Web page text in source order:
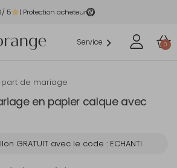
/ 5 | Protection acheteur
Service 0
part de mariage
en papier calque avec
GRATUIT avec le code : ECHANTI